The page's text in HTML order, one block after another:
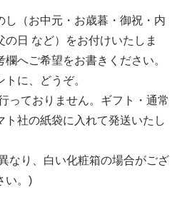
し（お中元・お歳暮・御祝・内
日 など）をお付けいたしま
へご希望をお書きください。
に、どうぞ。
っておりません。ギフト・通常
ト社の紙袋に入れて発送いたし
なり、白い化粧箱の場合がござ
い。)